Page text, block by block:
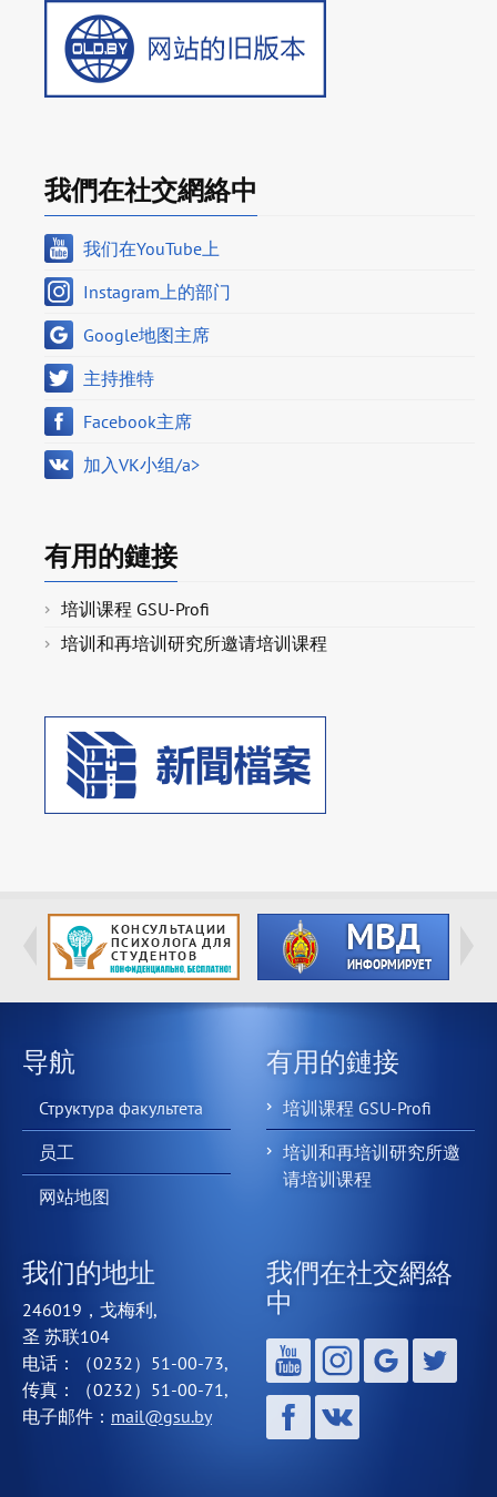
我們在社交網絡中
我们在YouTube上
Instagram上的部门
Google地图主席
主持推特
Facebook主席
加入VK小组/a>
有用的鏈接
培训课程 GSU-Profi
培训和再培训研究所邀请培训课程
导航
Структура факультета
员工
网站地图
有用的鏈接
培训课程 GSU-Profi
培训和再培训研究所邀
请培训课程
我们的地址
246019，戈梅利,
圣 苏联104
电话：（0232）51-00-73,
传真：（0232）51-00-71,
电子邮件： mail@gsu.by
我們在社交網絡
中